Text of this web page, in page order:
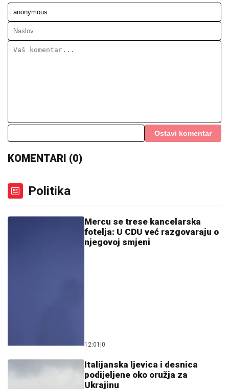
Ostavi komentar
KOMENTARI (0)
Politika
Mercu se trese kancelarska
fotelja: U CDU već razgovaraju o
njegovoj smjeni
12:01 0
Italijanska ljevica i desnica
podijeljene oko oružja za
Ukrajinu